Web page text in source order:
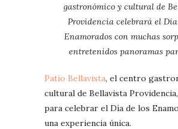
gastronómico y cultural de
Providencia celebrará el Dia
Enamorados con muchas
entretenidos panoramas
Patio Bellavista, el centro
cultural de Bellavista
para celebrar el Día de los
una experiencia única.